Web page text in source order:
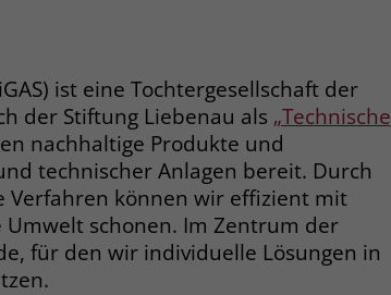
ist eine Tochtergesellschaft der
der Stiftung Liebenau als „Technische
nachhaltige Produkte und
technischer Anlagen bereit. Durch
Verfahren können wir effizient mit
schonen. Im Zentrum der
für den wir individuelle Lösungen in